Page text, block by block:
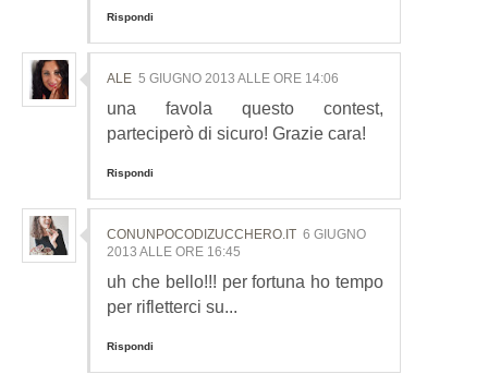
Rispondi
ALE 5 GIUGNO 2013 ALLE ORE 14:06
una favola questo contest,
parteciperò di sicuro! Grazie cara!
Rispondi
CONUNPOCODIZUCCHERO.IT 6 GIUGNO
2013 ALLE ORE 16:45
uh che bello!!! per fortuna ho tempo
per rifletterci su...
Rispondi